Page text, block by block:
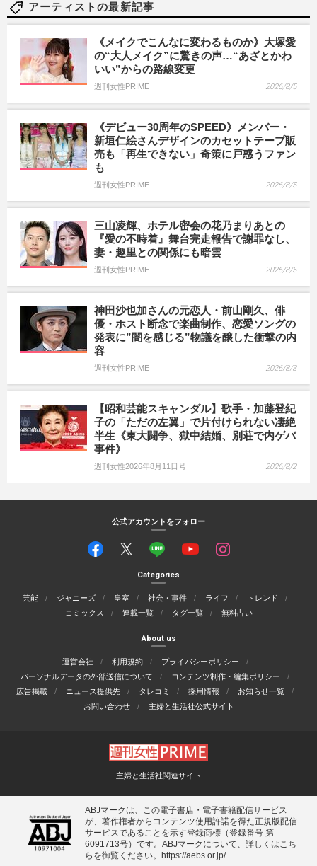
アーティストの最新記事
《メイクでこんなに変わるものか》大塚愛
の“大人メイク”に驚きの声…“あざとかわ
いい”からの路線変更
週刊女性PRIME 2026/8/5
《デビュー30周年のSPEED》メンバー・
新垣仁絵さんデザインのカセットテープ販
売も「再生できない」奇策に戸惑うファン
も
週刊女性PRIME 2026/8/5
三山凌輝、ホテル密会の花乃まりあとの
『愛の不時着』舞台完走報告で謝罪なし、
妻・趣里との関係にも暗雲
週刊女性PRIME 2026/8/5
神田沙也加さんの元恋人・前山剛久、俳
優・ホスト断念で楽曲制作、恋愛ソングの
発表に”闇を感じる”物議を醸した衝撃の内
容
週刊女性PRIME 2026/8/3
【昭和芸能スキャンダル】歌手・加藤登紀
子の「ただの左翼」で片付けられない凄絶
半生《東大闘争、獄中結婚、別荘で内ゲバ
事件》
週刊女性2026年8月11日号 2026/8/2
公式アカウントをフォロー
Categories
芸能 ジャニーズ 皇室 社会・事件 ライフ
トレンド
コミックス
連載一覧 タグ一覧 無料占い
About us
運営会社 利用規約
プライバシーポリシー
パーソナルデータの外部送信について
コンテンツ制作・編集ポリシー
広告掲載
ニュース提供先 タレコミ 採用情報
お知らせ一覧
お問い合わせ
主婦と生活社公式サイト
主婦と生活社関連サイト
ABJマークは、この電子書店・電子書籍配信サービス
が、著作権者からコンテンツ使用許諾を得た正規版配信
サービスであることを示す登録商標（登録番号 第
6091713号）です。ABJマークについて、詳しくはこち
らを御覧ください。
https://aebs.or.jp/